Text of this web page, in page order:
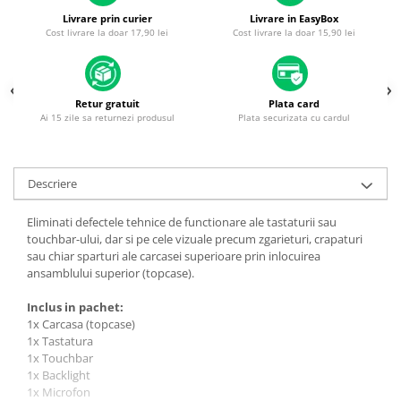
Housing iPhone
iPhone 6s
Livrare prin curier
Cost livrare la doar 17,90 lei
Livrare in EasyBox
Cost livrare la doar 15,90 lei
Retur gratuit
Ai 15 zile sa returnezi produsul
Plata card
Plata securizata cu cardul
Descriere
Eliminati defectele tehnice de functionare ale tastaturii sau
touchbar-ului, dar si pe cele vizuale precum zgarieturi, crapaturi
sau chiar sparturi ale carcasei superioare prin inlocuirea
ansamblului superior (topcase).
Inclus in pachet:
1x Carcasa (topcase)
1x Tastatura
1x Touchbar
1x Backlight
1x Microfon